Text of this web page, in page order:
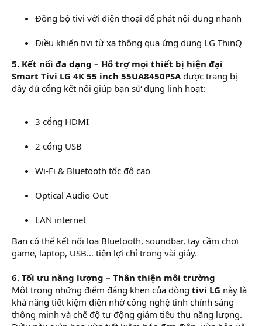
Đồng bộ tivi với điện thoại để phát nội dung nhanh
Điều khiển tivi từ xa thông qua ứng dụng LG ThinQ
5. Kết nối đa dạng – Hỗ trợ mọi thiết bị hiện đại
Smart Tivi LG 4K 55 inch 55UA8450PSA được trang bị
đầy đủ cổng kết nối giúp bạn sử dụng linh hoạt:
3 cổng HDMI
2 cổng USB
Wi-Fi & Bluetooth tốc độ cao
Optical Audio Out
LAN internet
Bạn có thể kết nối loa Bluetooth, soundbar, tay cầm chơi
game, laptop, USB… tiện lợi chỉ trong vài giây.
6. Tối ưu năng lượng – Thân thiện môi trường
Một trong những điểm đáng khen của dòng tivi LG này là
khả năng tiết kiệm điện nhờ công nghệ tinh chỉnh sáng
thông minh và chế độ tự động giảm tiêu thụ năng lượng.